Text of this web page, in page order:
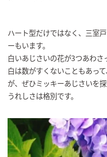
ハート型だけではなく、三室
ーもいます。
白いあじさいの花が3つあわさ
白は数がすくないこともあっ
が、ぜひミッキーあじさいを
うれしさは格別です。